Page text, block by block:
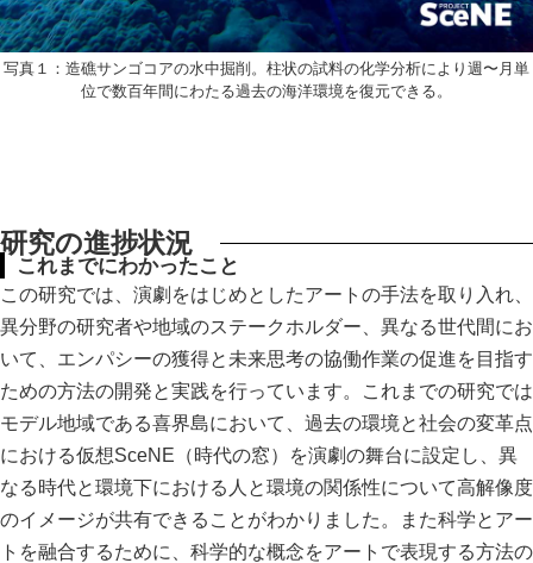
写真１：造礁サンゴコアの水中掘削。柱状の試料の化学分析により週〜月単
位で数百年間にわたる過去の海洋環境を復元できる。
研究の進捗状況
これまでにわかったこと
この研究では、演劇をはじめとしたアートの手法を取り入れ、
異分野の研究者や地域のステークホルダー、異なる世代間にお
いて、エンパシーの獲得と未来思考の協働作業の促進を目指す
ための方法の開発と実践を行っています。これまでの研究では
モデル地域である喜界島において、過去の環境と社会の変革点
における仮想SceNE（時代の窓）を演劇の舞台に設定し、異
なる時代と環境下における人と環境の関係性について高解像度
のイメージが共有できることがわかりました。また科学とアー
トを融合するために、科学的な概念をアートで表現する方法の